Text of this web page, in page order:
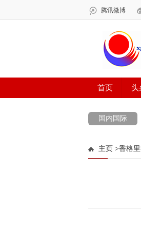
国内国际
主页 >香格里